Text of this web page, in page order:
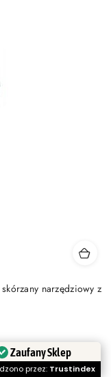
narzędziowy z
Zaufany Sklep
przez: Trustindex